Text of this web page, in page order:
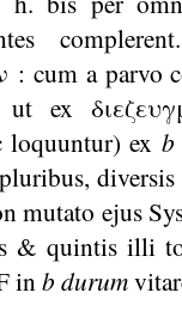
cum a parvo
ex
ex b
mutato ejus
& quintis illi
inb durum